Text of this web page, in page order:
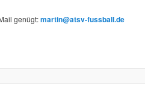
genügt:martin@atsv-fussball.de